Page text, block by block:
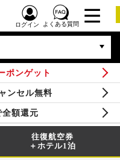
ログイン よくある質問
ポンゲット
ンセル無料
額還元
往復航空券
＋ホテル1泊